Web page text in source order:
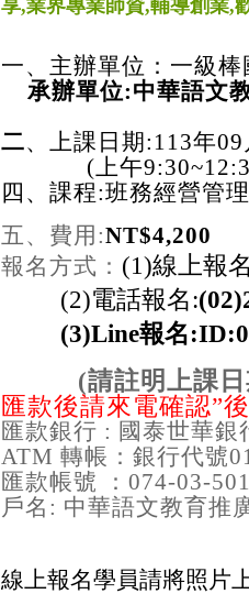
享,業界專業師資,輔導創業,
一、主辦單位：一級
承辦單位:中華語文
二、上課日期:113年
(上午9:30~12:30/
四 、課程:班務經營管理
五、費用:NT$4,200
報名方式： (1)線上報
(2)電話報名:
(3)Line報名
(請註明上課
匯款後請來電確認”後
匯款銀行 : 國泰世華銀
ATM 轉帳：銀行代號
匯款帳號 ：074-03-
戶名: 中華語文教育推
線上報名學員請將照片